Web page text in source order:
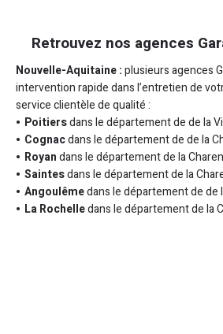
Retrouvez nos agences
Nouvelle-Aquitaine :plusieurs agences
intervention rapide dans l’entretien de
service clientèle de qualité :
Poitiersdans le département de de la
Cognacdans le département de de la
Royandans le département de la
Saintesdans le département de la
Angoulêmedans le département de de
La Rochelledans le département de la